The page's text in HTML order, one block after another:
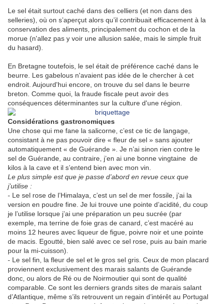
Le sel était surtout caché dans des celliers (et non dans des
selleries), où on s’aperçut alors qu’il contribuait efficacement à la
conservation des aliments, principalement du cochon et de la
morue (n'allez pas y voir une allusion salée, mais le simple fruit
du hasard).
En Bretagne toutefois, le sel était de préférence caché dans le
beurre. Les gabelous n'avaient pas idée de le chercher à cet
endroit. Aujourd'hui encore, on trouve du sel dans le beurre
breton. Comme quoi, la fraude fiscale peut avoir des
conséquences déterminantes sur la culture d'une région.
Considérations gastronomiques
Une chose qui me fane la salicorne, c’est ce tic de langage,
consistant à ne pas pouvoir dire « fleur de sel » sans ajouter
automatiquement « de Guérande ». Je n’ai sinon rien contre le
sel de Guérande, au contraire, j’en ai une bonne vingtaine de
kilos à la cave et il s’entend bien avec mon vin.
Le plus simple est que je passe d’abord en revue ceux que
j’utilise :
- Le sel rose de l’Himalaya, c’est un sel de mer fossile, j’ai la
version en poudre fine. Je lui trouve une pointe d’acidité, du coup
je l’utilise lorsque j’ai une préparation un peu sucrée (par
exemple, ma terrine de foie gras de canard, c’est macéré au
moins 12 heures avec liqueur de figue, poivre noir et une pointe
de macis. Egoutté, bien salé avec ce sel rose, puis au bain marie
pour la mi-cuisson).
- Le sel fin, la fleur de sel et le gros sel gris. Ceux de mon placard
proviennent exclusivement des marais salants de Guérande
donc, ou alors de Ré ou de Noirmoutier qui sont de qualité
comparable. Ce sont les derniers grands sites de marais salant
d’Atlantique, même s’ils retrouvent un regain d’intérêt au Portugal